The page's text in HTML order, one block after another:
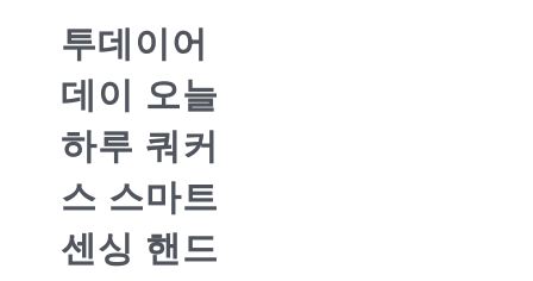
투데이어
데이 오늘
하루 쿼커
스 스마트
센싱 핸드